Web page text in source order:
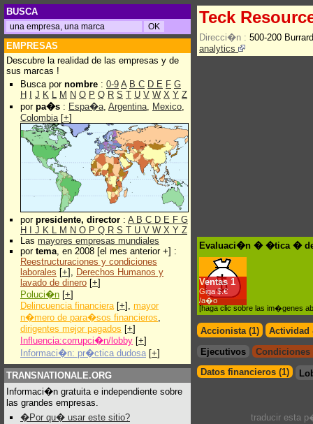
BUSCA
EMPRESAS
Descubre la realidad de las empresas y de
sus marcas !
Busca por nombre : 0-9 A B C D E F G
H
J K L M N O P Q R S T U V W X Y Z
por pa�s : Espa�a, Argentina, Mexico,
Colombia[+]
por presidente, director : A B C D E F G
H
J K L M N O P Q R S T U V W X Y Z
Las mayores empresas mundiales
por tema, en 2008 [el mes anterior +] :
Reestructuraciones y condiciones
laborales [+], Derechos Humanos y
lavado de dinero [+]
Poluci�n [+]
Delincuencia financiera[+], mayor
n�mero de para�sos financieros,
dirigentes mejor pagados [+]
Influencia:corrupci�n/lobby [+]
Informaci�n: pr�ctica dudosa [+]
TRANSNATIONALE.ORG
Informaci�n gratuita e independiente sobre
las grandes empresas.
�Por qu� usar este sitio?
Teck
Direcci�n : 500-200
analytics
Evaluaci�n � �tica � de
Ventas 1
Giga $.€
/a�o
[haga clic sobre las im�genes
Accionista (1)
Actividad
Ejecutivos
Condiciones
Datos financieros (1)
traducir esta